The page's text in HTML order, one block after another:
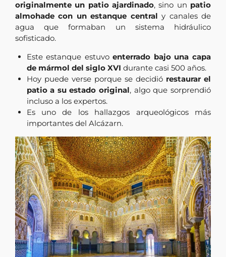
originalmente un patio ajardinado, sino un patio
almohade con un estanque central y canales de
agua que formaban un sistema hidráulico
sofisticado.
Este estanque estuvoenterrado bajo una capa
de mármol del siglo XVI durante casi 500 años.
Hoy puede verse porque se decidió restaurar el
patio a su estado original, algo que sorprendió
incluso a los expertos.
Es uno de los hallazgos arqueológicos más
importantes del Alcázarn.